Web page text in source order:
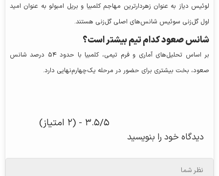
لوئیس دیاز به عنوان زهردارترین مهاجم کلمبیا و بریل امبولو به عنوان امید
اول گل‌زنی سوئیس شانس‌های اصلی گل‌زنی هستند.
شانس صعود کدام تیم بیشتر است؟
بر اساس تحلیل‌های آماری و فرم تیمی، کلمبیا با حدود ۵۴ درصد شانس
صعود، بخت بیشتری برای حضور در مرحله یک‌چهارم‌نهایی دارد.
۳.۵/۵ - (۲ امتیاز)
دیدگاه خود را بنویسید